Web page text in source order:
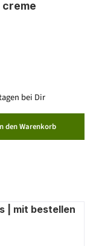
bei Dir
den Warenkorb
| mit bestellen